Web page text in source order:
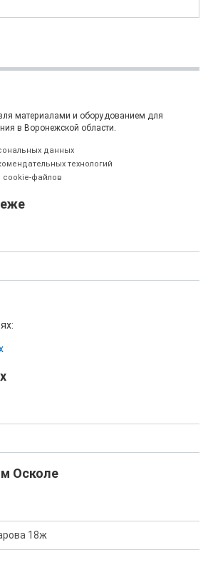
материалами и оборудованием для
в Воронежской области.
данных
технологий
cookie-файлов
Осколе
18ж